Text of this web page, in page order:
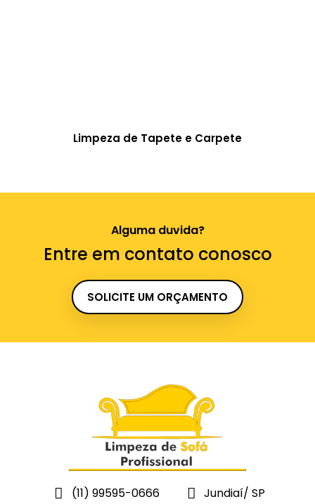
Limpeza de Tapete e Carpete
Alguma duvida?
Entre em contato conosco
SOLICITE UM ORÇAMENTO
(11) 99595-0666 Jundiaí/ SP